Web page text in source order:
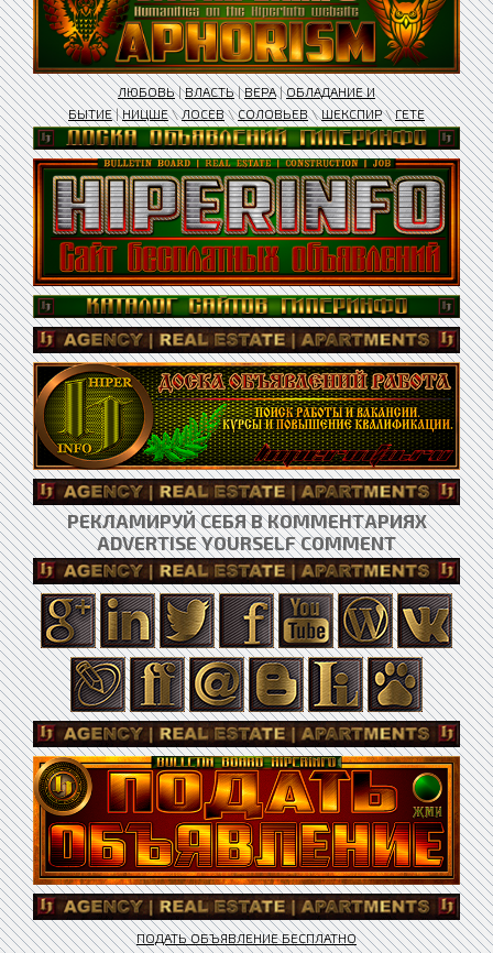
ЛЮБОВЬ|ВЛАСТЬ|ВЕРА|ОБЛАДАНИЕ И
БЫТИЕ|НИЦШЕ\ЛОСЕВ\СОЛОВЬЕВ\ШЕКСПИР\ГЕТЕ
РЕКЛАМИРУЙ СЕБЯ В КОММЕНТАРИЯХ
ADVERTISE YOURSELF COMMENT
ПОДАТЬ ОБЪЯВЛЕНИЕ БЕСПЛАТНО